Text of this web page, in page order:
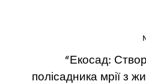
“Екосад:
полісадника мрії з